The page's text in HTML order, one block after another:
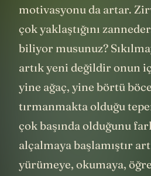
motivasyonu da artar.
çok yaklaştığını
biliyor musunuz?
artık yeni değildir onun
yine ağaç, yine börtü
tırmanmakta olduğu
çok başında olduğunu
alçalmaya başlamıştır
yürümeye, okumaya,